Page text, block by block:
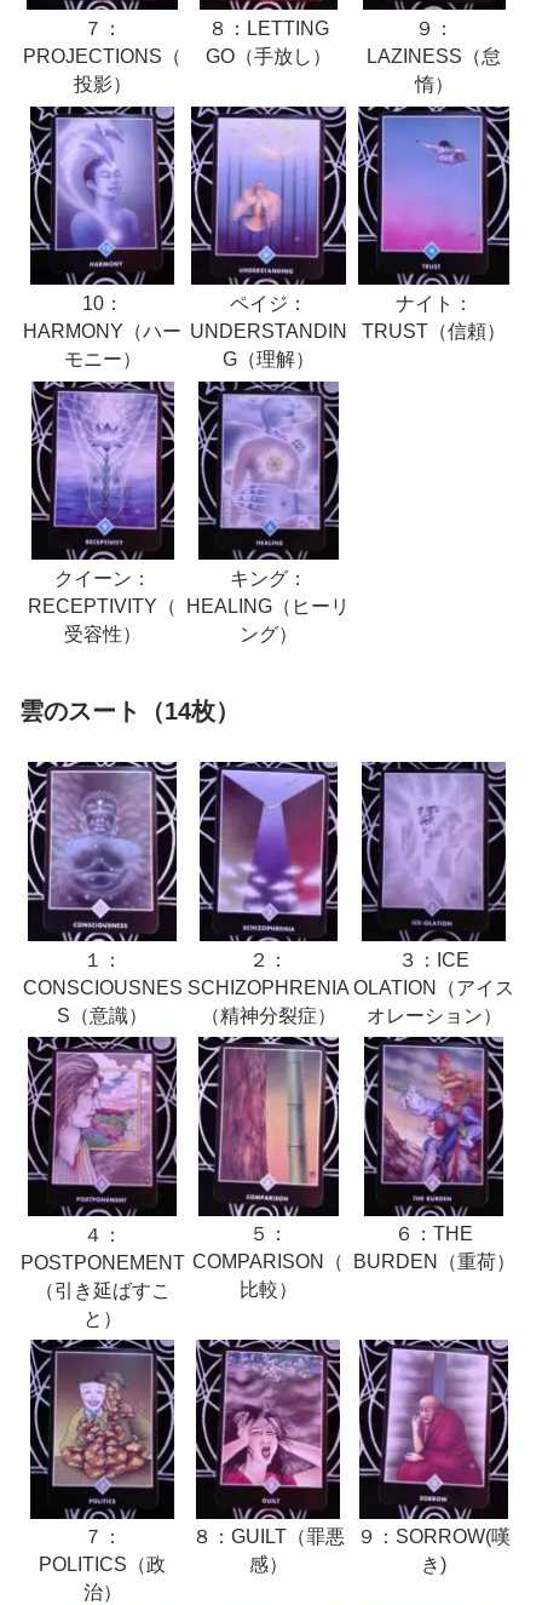
７：
PROJECTIONS（
投影）
８：LETTING
GO（手放し）
９：
LAZINESS（怠
惰）
10：
HARMONY（ハー
モニー）
ペイジ：
UNDERSTANDIN
G（理解）
ナイト：
TRUST（信頼）
クイーン：
RECEPTIVITY（
受容性）
キング：
HEALING（ヒーリ
ング）
雲のスート（14枚）
１：
CONSCIOUSNES
S（意識）
２：
SCHIZOPHRENIA
（精神分裂症）
３：ICE
OLATION（アイス
オレーション）
４：
POSTPONEMENT
（引き延ばすこ
と）
５：
COMPARISON（
比較）
６：THE
BURDEN（重荷）
７：
POLITICS（政
治）
８：GUILT（罪悪
感）
９：SORROW(嘆
き)